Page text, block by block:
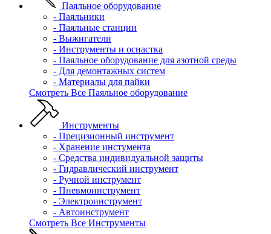
Паяльное оборудование
- Паяльники
- Паяльные станции
- Выжигатели
- Инструменты и оснастка
- Паяльное оборудование для азотной среды
- Для демонтажных систем
- Материалы для пайки
Смотреть Все Паяльное оборудование
Инструменты
- Прецизионный инструмент
- Хранение инстумента
- Средства индивидуальной защиты
- Гидравлический инструмент
- Ручной инструмент
- Пневмоинструмент
- Электроинструмент
- Автоинструмент
Смотреть Все Инструменты